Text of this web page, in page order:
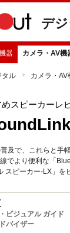
デ
器 カメラ・AV機
タル カメラ・AV
めスピーカーレ
及で、これらと手
でより便利な「
スピーカー-LX」を
ビジュアル ガイド
バイザー